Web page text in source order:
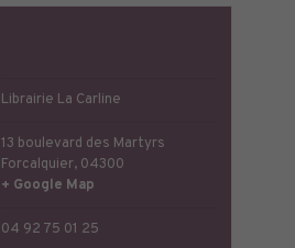
Librairie La Carline
13 boulevard des Martyrs
Forcalquier, 04300
+ Google Map
04 92 75 01 25